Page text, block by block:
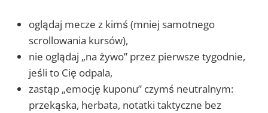
oglądaj mecze z kimś (mniej samotnego
scrollowania kursów),
nie oglądaj „na żywo” przez pierwsze tygodnie,
jeśli to Cię odpala,
zastąp „emocję kuponu” czymś neutralnym:
przekąska, herbata, notatki taktyczne bez